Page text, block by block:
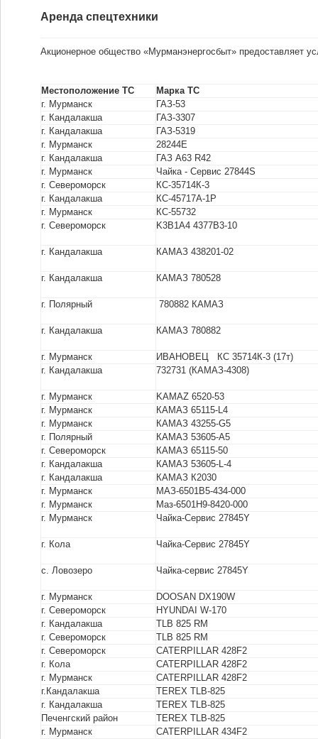
Аренда спецтехники
Акционерное общество «Мурманэнергосбыт» предоставляет
Местоположение ТС
Марка ТС
г. Мурманск
ГАЗ-53
г. Кандалакша
ГАЗ-3307
г. Кандалакша
ГАЗ-5319
г. Мурманск
28244Е
г. Кандалакша
ГАЗ А63 R42
г. Мурманск
Чайка - Сервис 27844S
г. Североморск
КС-35714К-3
г. Кандалакша
КС-45717А-1Р
г. Мурманск
КС-55732
г. Североморск
K3B1A4 4377B3-10
г. Кандалакша КАМАЗ 438201-02
г. Кандалакша КАМАЗ 780528
г. Полярный 780882 КАМАЗ
г. Кандалакша КАМАЗ 780882
г. Мурманск
ИВАНОВЕЦ КС 35714К-3 (17т)
г. Кандалакша
732731 (КАМАЗ-4308)
г. Мурманск
KAMAZ 6520-53
г. Мурманск
КАМАЗ 65115-L4
г. Мурманск
КАМАЗ 43255-G5
г. Полярный
КАМАЗ 53605-А5
г. Североморск
КАМАЗ 65115-50
г. Кандалакша
КАМАЗ 53605-L-4
г. Кандалакша
КАМАЗ К2030
г. Мурманск
МАЗ-6501В5-434-000
г. Мурманск
Маз-6501Н9-8420-000
г. Мурманск
Чайка-Сервис 27845Y
г. Кола Чайка-Сервис 27845Y
с. Ловозеро Чайка-сервис 27845Y
г. Мурманск
DOOSAN DX190W
г. Североморск
HYUNDAI W-170
г. Кандалакша
TLB 825 RM
г. Североморск
TLB 825 RM
г. Североморск
CATERPILLAR 428F2
г. Кола
CATERPILLAR 428F2
г. Мурманск
CATERPILLAR 428F2
г.Кандалакша
TEREX TLB-825
г. Кандалакша
TEREX TLB-825
Печенгский район
TEREX TLB-825
г. Мурманск
CATERPILLAR 434F2